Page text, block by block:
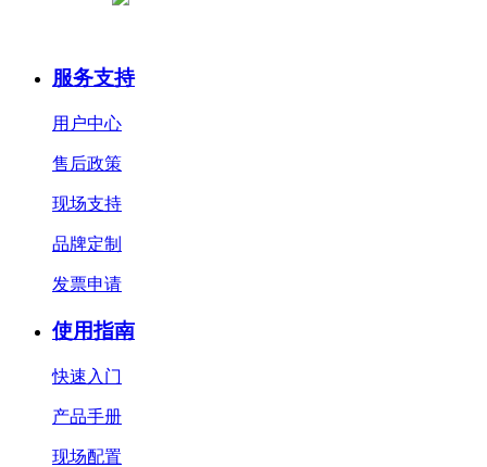
服务支持
用户中心
售后政策
现场支持
品牌定制
发票申请
使用指南
快速入门
产品手册
现场配置